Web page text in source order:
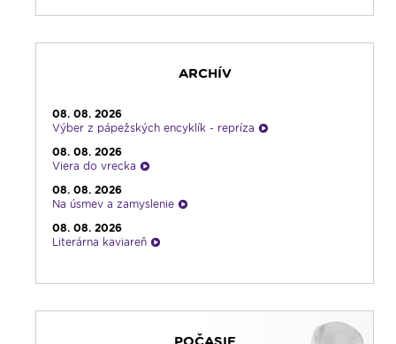
ARCHÍV
08. 08. 2026
Výber z pápežských encyklík - repríza
08. 08. 2026
Viera do vrecka
08. 08. 2026
Na úsmev a zamyslenie
08. 08. 2026
Literárna kaviareň
Infolumen